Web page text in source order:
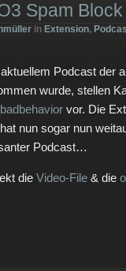
Spam
in Extension,
Podcast der
wurde, stellen
vor. Die
nun sogar nun
Podcast…
die Video-File & die